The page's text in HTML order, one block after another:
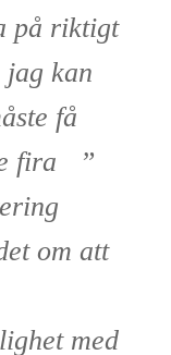
på riktigt
kan
få
fira ”
om att
med